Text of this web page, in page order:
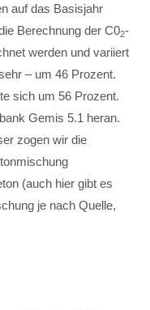
auf das Basisjahr
Berechnung der C02-
werden und variiert
– um 46 Prozent.
sich um 56 Prozent.
Gemis 5.1 heran.
zogen wir die
(auch hier gibt es
je nach Quelle,